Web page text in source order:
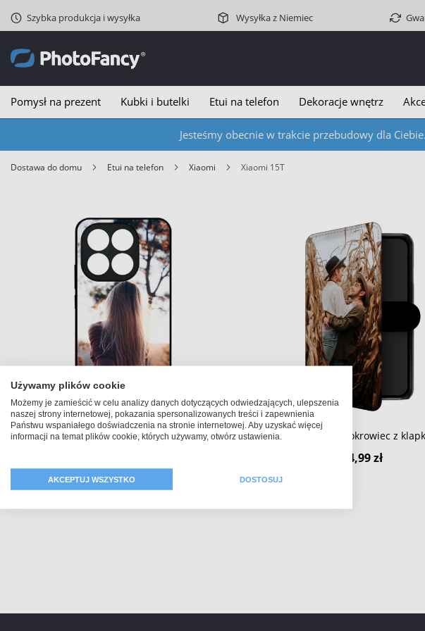
Szybka produkcja i wysyłka Wysyłka z Niemiec
Pomysł na prezent Kubki i butelki Etui na telefon Dekoracje wnętrz
Jesteśmy obecnie w trakcie przebudowy dla
Dostawa do domu Etui na telefon Xiaomi Xiaomi 15T
Xiaomi 15T Obudowa Xiaomi 15T Pokrowiec z
114,99 zł
Używamy plików cookie
Możemy je zamieścić w celu analizy danych dotyczących odwiedzających, ulepszenia
naszej strony internetowej, pokazania spersonalizowanych treści i zapewnienia
Państwu wspaniałego doświadczenia na stronie internetowej. Aby uzyskać więcej
informacji na temat plików cookie, których używamy, otwórz ustawienia.
AKCEPTUJ WSZYSTKO DOSTOSUJ